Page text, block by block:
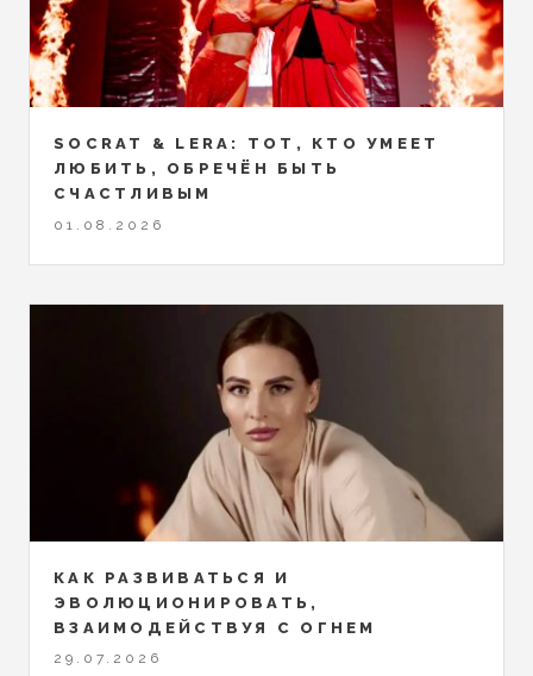
SOCRAT & LERA: ТОТ, КТО УМЕЕТ
ЛЮБИТЬ, ОБРЕЧЁН БЫТЬ
СЧАСТЛИВЫМ
01.08.2026
КАК РАЗВИВАТЬСЯ И
ЭВОЛЮЦИОНИРОВАТЬ,
ВЗАИМОДЕЙСТВУЯ С ОГНЕМ
29.07.2026